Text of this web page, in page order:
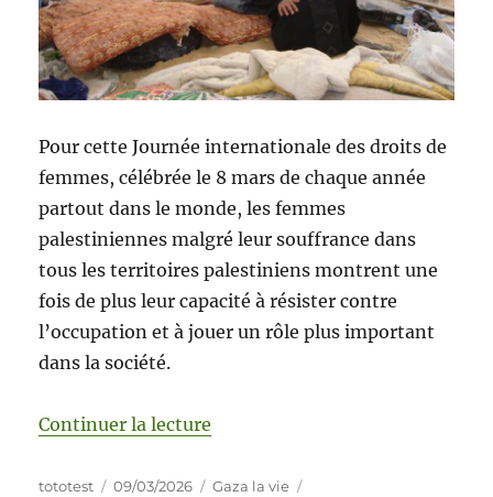
Pour cette Journée internationale des droits de
femmes, célébrée le 8 mars de chaque année
partout dans le monde, les femmes
palestiniennes malgré leur souffrance dans
tous les territoires palestiniens montrent une
fois de plus leur capacité à résister contre
l’occupation et à jouer un rôle plus important
dans la société.
Continuer la lecture
tototest 09/03/2026 Gaza la vie